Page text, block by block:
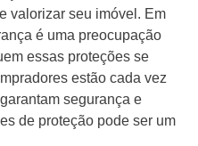
valorizar seu imóvel. Em
é uma preocupação
essas proteções se
estão cada vez
segurança e
de proteção pode ser um